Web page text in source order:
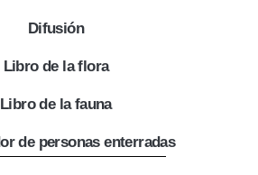
Difusión
Libro de la flora
Libro de la fauna
de personas enterradas